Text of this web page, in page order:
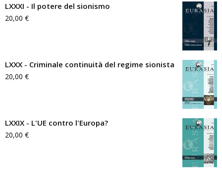
LXXXI - Il potere del sionismo
20,00 €
LXXX - Criminale continuità del regime sionista
20,00 €
LXXIX - L'UE contro l'Europa?
20,00 €